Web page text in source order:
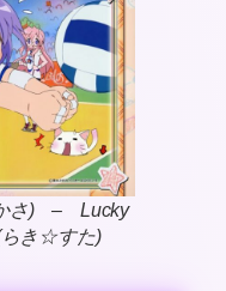
さ) – Lucky
き☆すた)